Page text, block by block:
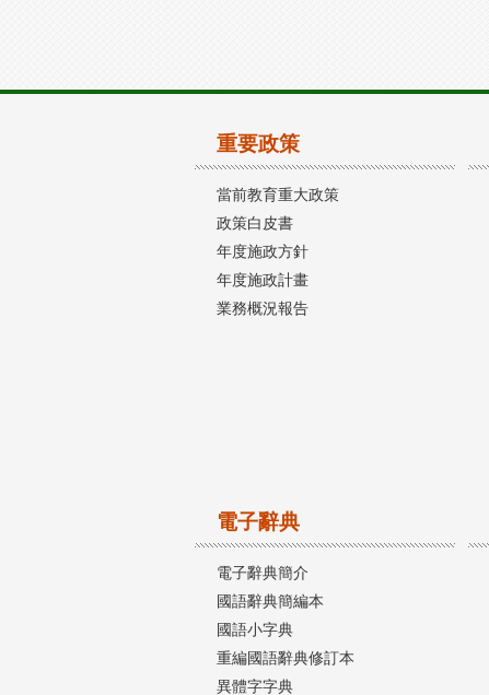
重要政策
當前教育重大政策
政策白皮書
年度施政方針
年度施政計畫
業務概況報告
電子辭典
電子辭典簡介
國語辭典簡編本
國語小字典
重編國語辭典修訂本
異體字字典